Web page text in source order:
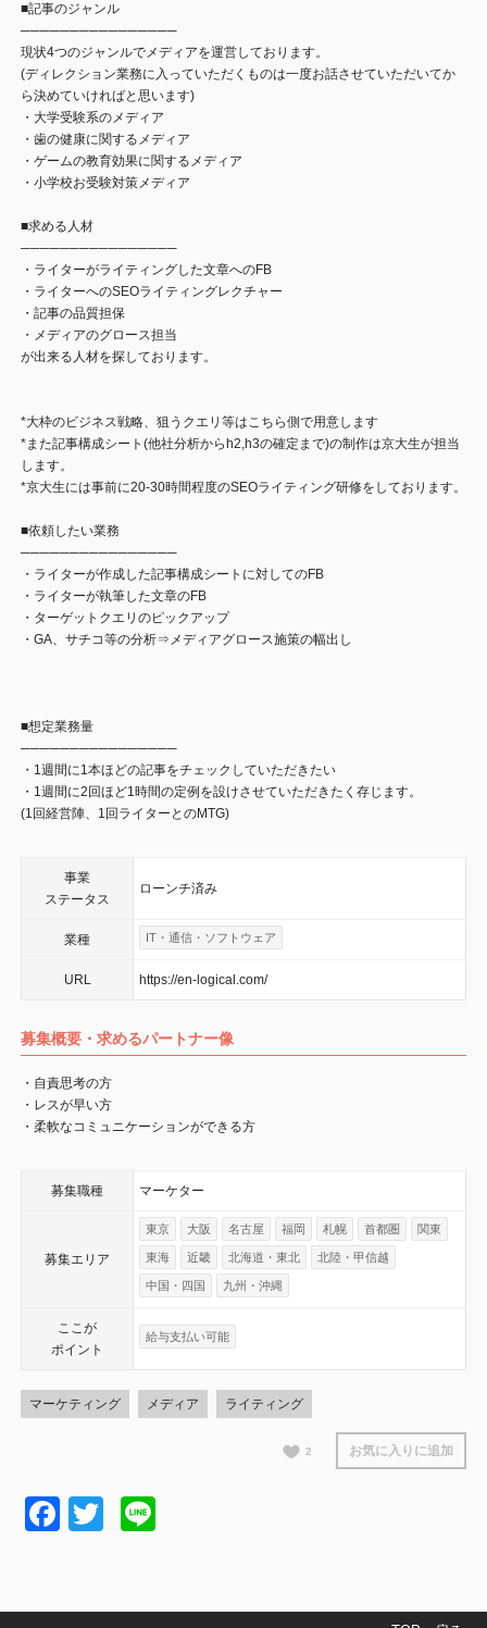
■記事のジャンル
────────────────
現状4つのジャンルでメディアを運営しております。
(ディレクション業務に入っていただくものは一度お話させていただいてか
ら決めていければと思います)
・大学受験系のメディア
・歯の健康に関するメディア
・ゲームの教育効果に関するメディア
・小学校お受験対策メディア
■求める人材
────────────────
・ライターがライティングした文章へのFB
・ライターへのSEOライティングレクチャー
・記事の品質担保
・メディアのグロース担当
が出来る人材を探しております。
*大枠のビジネス戦略、狙うクエリ等はこちら側で用意します
*また記事構成シート(他社分析からh2,h3の確定まで)の制作は京大生が担当
します。
*京大生には事前に20-30時間程度のSEOライティング研修をしております。
■依頼したい業務
────────────────
・ライターが作成した記事構成シートに対してのFB
・ライターが執筆した文章のFB
・ターゲットクエリのピックアップ
・GA、サチコ等の分析⇒メディアグロース施策の幅出し
■想定業務量
────────────────
・1週間に1本ほどの記事をチェックしていただきたい
・1週間に2回ほど1時間の定例を設けさせていただきたく存じます。
(1回経営陣、1回ライターとのMTG)
事業
ステータス
ローンチ済み
業種 IT・通信・ソフトウェア
URL https://en-logical.com/
募集概要・求めるパートナー像
・自責思考の方
・レスが早い方
・柔軟なコミュニケーションができる方
募集職種 マーケター
募集エリア
東京 大阪 名古屋 福岡 札幌 首都圏 関東
東海 近畿 北海道・東北 北陸・甲信越
中国・四国 九州・沖縄
ここが
ポイント
給与支払い可能
マーケティング メディア ライティング
2 お気に入りに追加
Facebook
Twitter